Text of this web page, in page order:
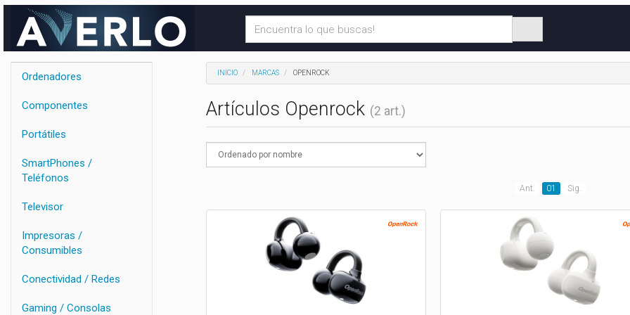
Ordenadores
Componentes
Portátiles
SmartPhones /
Teléfonos
Televisor
Impresoras /
Consumibles
Conectividad / Redes
Gaming / Consolas
INICIO MARCAS OPENROCK
Artículos Openrock (2 art.)
Ant. 01 Sig.